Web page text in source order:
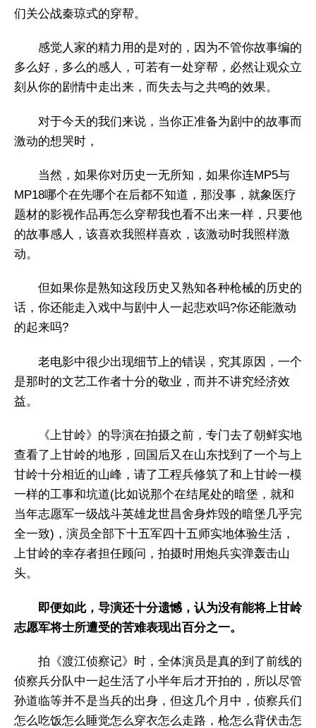
们关公战秦琼式的穿帮。
感觉人家的精力用的是对的，因为不管你故事编的
多么好，多么的感人，可若有一处穿帮，必然让观众立
刻从你的剧情中走出来，而失去与之共鸣的效果。
对于今天的我们来说，当你正准备为剧中的故事而
激动的想哭时，
当然，如果你对历史一无所知，如果你连MP5与
MP18哪个在先哪个在后都不知道，那没事，就象医疗
题材的影视作品再怎么穿帮我也看不出来一样，只要他
的故事感人，该喜欢我照样喜欢，该激动时我照样激
动。
但如果你是熟知这段历史又熟知各种枪械的历史的
话，你还能走入戏中与剧中人一起悲欢吗?你还能激动
的起来吗?
老电影中很少出现细节上的错误，究其原因，一个
是那时的文艺工作者十分的敬业，而并不讲究经济效
益。
《上甘岭》的导演在拍摄之前，专门去了朝鲜实地
查看了上甘岭的地形，回国后又在山东找到了一个与上
甘岭十分相近的山峰，请了工程兵修筑了和上甘岭一模
一样的工事和坑道(比如说那个在结尾处的暗堡，就和
当年志愿军一级战斗英雄龙世昌舍身炸毁的暗堡几乎完
全一致)，演员全部下十五军四十五师实地体验生活，
上甘岭的幸存者担任顾问，拍摄时用炮兵实弹轰击山
头。
即便如此，导演还十分遗憾，认为没有能将上甘岭
志愿军将士所遭受的苦难表现出百分之一。
拍《渡江侦察记》时，全体演员是真的到了前线的
侦察兵分队中一起生活了小半年后才开拍的，所以尽管
孙道临等并不是当兵的出身，但这几个月中，侦察兵们
怎么吃饭怎么睡觉怎么穿衣怎么走路，枪怎么背伏击怎